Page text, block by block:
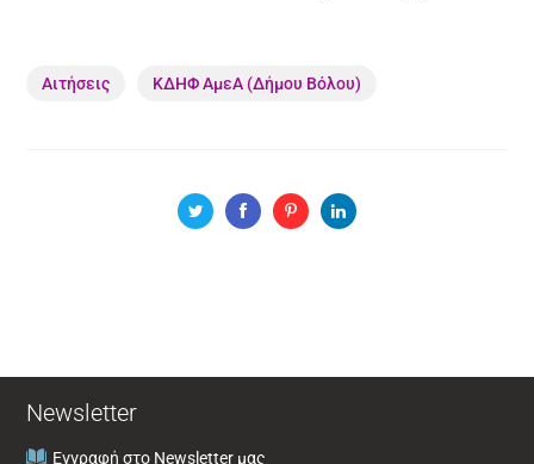
Αιτήσεις ΚΔΗΦ ΑμεΑ (Δήμου Βόλου)
Newsletter
Εγγραφή στο Newsletter μας